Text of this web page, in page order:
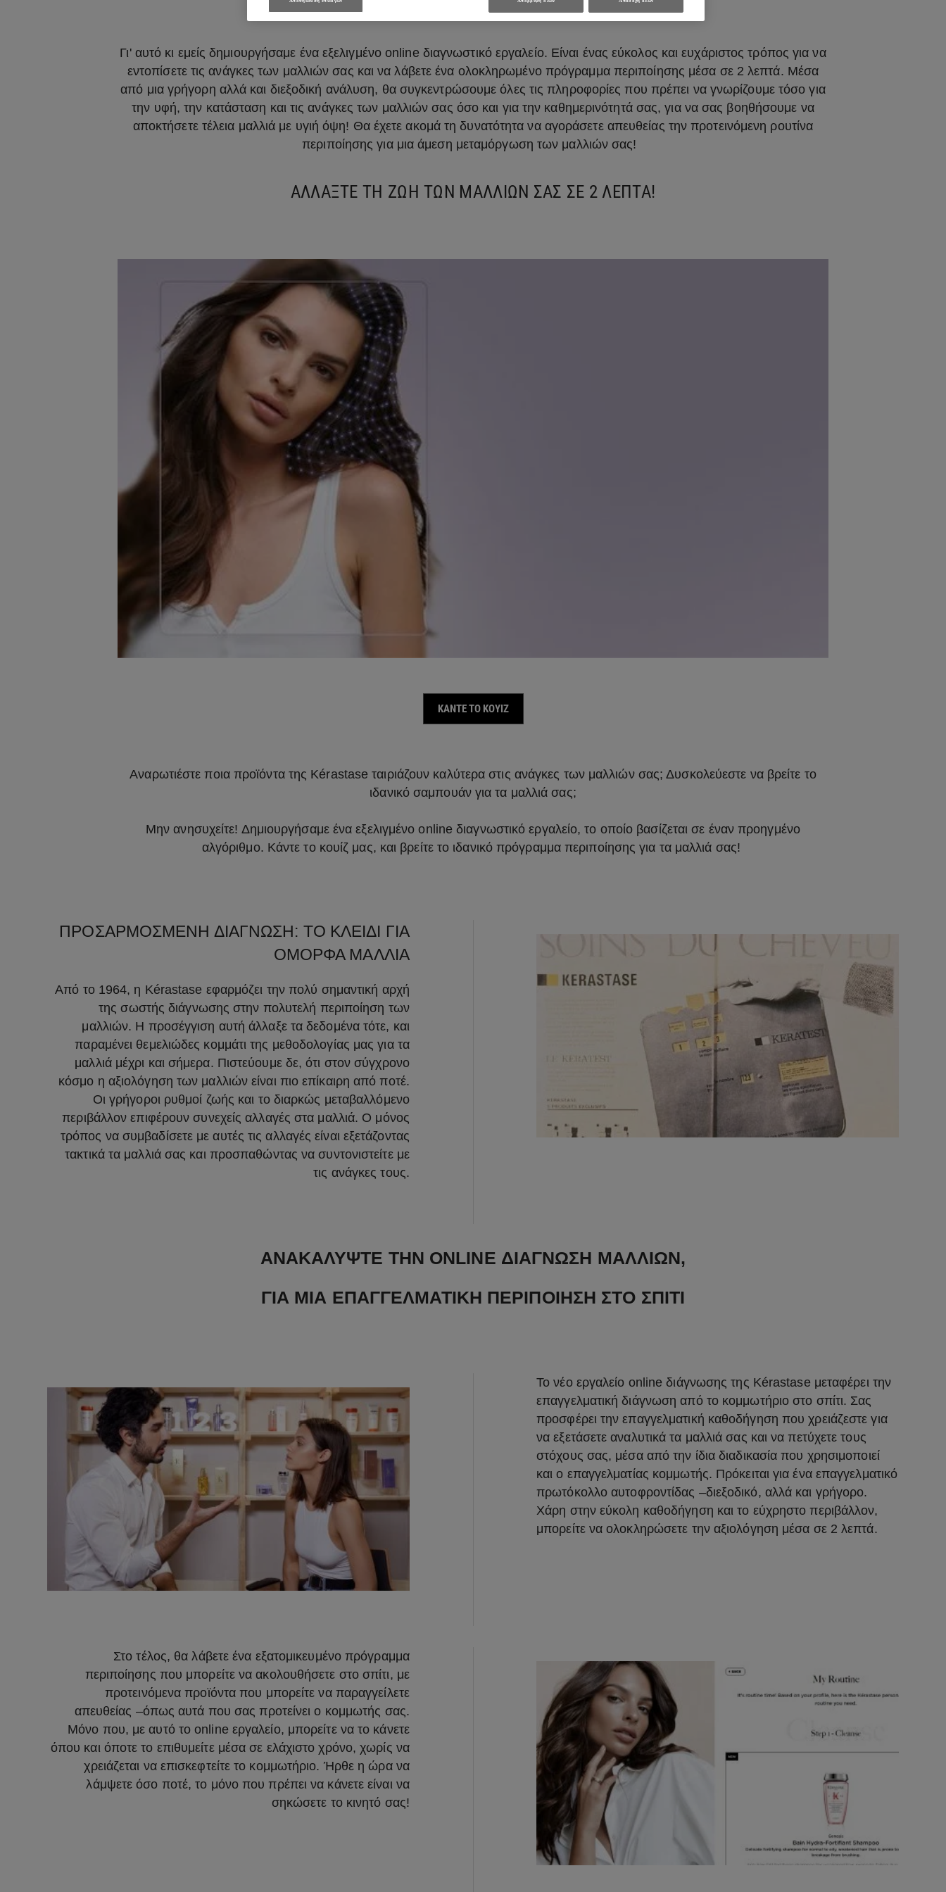
ΤΑ ΟΜΟΡΦΑ ΜΑΛΛΙΑ ΞΕΚΙΝΟΥΝ ΑΠΟ ΤΗ ΣΩΣΤΗ ΔΙΑΓΝΩΣΗ
Γι' αυτό κι εμείς δημιουργήσαμε ένα εξελιγμένο online διαγνωστικό εργαλείο. Είναι ένας εύκολος και ευχάριστος τρόπος για να
εντοπίσετε τις ανάγκες των μαλλιών σας και να λάβετε ένα ολοκληρωμένο πρόγραμμα περιποίησης μέσα σε 2 λεπτά. Μέσα
από μια γρήγορη αλλά και διεξοδική ανάλυση, θα συγκεντρώσουμε όλες τις πληροφορίες που πρέπει να γνωρίζουμε τόσο για
την υφή, την κατάσταση και τις ανάγκες των μαλλιών σας όσο και για την καθημερινότητά σας, για να σας βοηθήσουμε να
αποκτήσετε τέλεια μαλλιά με υγιή όψη! Θα έχετε ακομά τη δυνατότητα να αγοράσετε απευθείας την προτεινόμενη ρουτίνα
περιποίησης για μια άμεση μεταμόργωση των μαλλιών σας!
ΑΛΛΑΞΤΕ ΤΗ ΖΩΗ ΤΩΝ ΜΑΛΛΙΩΝ ΣΑΣ ΣΕ 2 ΛΕΠΤΑ!
ΚΑΝΤΕ ΤΟ ΚΟΥΙΖ
Αναρωτιέστε ποια προϊόντα της Kérastase ταιριάζουν καλύτερα στις ανάγκες των μαλλιών σας; Δυσκολεύεστε να βρείτε το
ιδανικό σαμπουάν για τα μαλλιά σας;
Μην ανησυχείτε! Δημιουργήσαμε ένα εξελιγμένο online διαγνωστικό εργαλείο, το οποίο βασίζεται σε έναν προηγμένο
αλγόριθμο. Κάντε το κουίζ μας, και βρείτε το ιδανικό πρόγραμμα περιποίησης για τα μαλλιά σας!
ΠΡΟΣΑΡΜΟΣΜΕΝΗ ΔΙΑΓΝΩΣΗ: ΤΟ ΚΛΕΙΔΙ ΓΙΑ
ΟΜΟΡΦΑ ΜΑΛΛΙΑ
Από το 1964, η Kérastase εφαρμόζει την πολύ σημαντική αρχή
της σωστής διάγνωσης στην πολυτελή περιποίηση των
μαλλιών. Η προσέγγιση αυτή άλλαξε τα δεδομένα τότε, και
παραμένει θεμελιώδες κομμάτι της μεθοδολογίας μας για τα
μαλλιά μέχρι και σήμερα. Πιστεύουμε δε, ότι στον σύγχρονο
κόσμο η αξιολόγηση των μαλλιών είναι πιο επίκαιρη από ποτέ.
Οι γρήγοροι ρυθμοί ζωής και το διαρκώς μεταβαλλόμενο
περιβάλλον επιφέρουν συνεχείς αλλαγές στα μαλλιά. Ο μόνος
τρόπος να συμβαδίσετε με αυτές τις αλλαγές είναι εξετάζοντας
τακτικά τα μαλλιά σας και προσπαθώντας να συντονιστείτε με
τις ανάγκες τους.
ΑΝΑΚΑΛΥΨΤΕ ΤΗΝ ONLINE ΔΙΑΓΝΩΣΗ ΜΑΛΛΙΩΝ,
ΓΙΑ ΜΙΑ ΕΠΑΓΓΕΛΜΑΤΙΚΗ ΠΕΡΙΠΟΙΗΣΗ ΣΤΟ ΣΠΙΤΙ
Το νέο εργαλείο online διάγνωσης της Kérastase μεταφέρει την
επαγγελματική διάγνωση από το κομμωτήριο στο σπίτι. Σας
προσφέρει την επαγγελματική καθοδήγηση που χρειάζεστε για
να εξετάσετε αναλυτικά τα μαλλιά σας και να πετύχετε τους
στόχους σας, μέσα από την ίδια διαδικασία που χρησιμοποιεί
και ο επαγγελματίας κομμωτής. Πρόκειται για ένα επαγγελματικό
πρωτόκολλο αυτοφροντίδας –διεξοδικό, αλλά και γρήγορο.
Χάρη στην εύκολη καθοδήγηση και το εύχρηστο περιβάλλον,
μπορείτε να ολοκληρώσετε την αξιολόγηση μέσα σε 2 λεπτά.
Στο τέλος, θα λάβετε ένα εξατομικευμένο πρόγραμμα
περιποίησης που μπορείτε να ακολουθήσετε στο σπίτι, με
προτεινόμενα προϊόντα που μπορείτε να παραγγείλετε
απευθείας –όπως αυτά που σας προτείνει ο κομμωτής σας.
Μόνο που, με αυτό το online εργαλείο, μπορείτε να το κάνετε
όπου και όποτε το επιθυμείτε μέσα σε ελάχιστο χρόνο, χωρίς να
χρειάζεται να επισκεφτείτε το κομμωτήριο. Ήρθε η ώρα να
λάμψετε όσο ποτέ, το μόνο που πρέπει να κάνετε είναι να
σηκώσετε το κινητό σας!